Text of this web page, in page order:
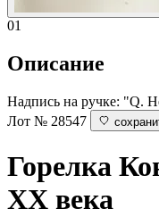
01
Описание
Надпись на ручке: "Q.
Лот № 28547
Горелка
ХХ века